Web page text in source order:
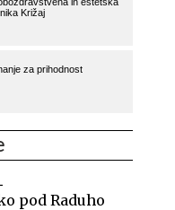
pod Raduho